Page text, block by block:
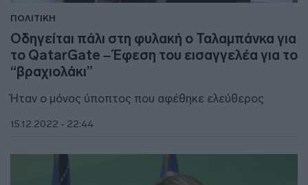
ΠΟΛΙΤΙΚΗ
Οδηγείται πάλι στη φυλακή ο Ταλαμπάνκα για
το QatarGate – Έφεση του εισαγγελέα για το
“βραχιολάκι”
Ήταν ο μόνος ύποπτος που αφέθηκε ελεύθερος
15.12.2022 - 22:44